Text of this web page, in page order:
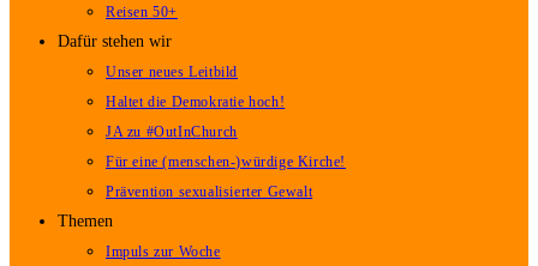
Reisen 50+
Dafür stehen wir
Unser neues Leitbild
Haltet die Demokratie hoch!
JA zu #OutInChurch
Für eine (menschen-)würdige Kirche!
Prävention sexualisierter Gewalt
Themen
Impuls zur Woche